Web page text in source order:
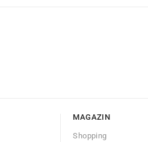
MAGAZIN
Shopping